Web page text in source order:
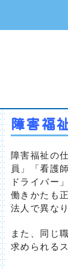
障害福
障害福祉の
員」「看護
ドライバー
働きかたも
法人で異な
また、同じ
求められる